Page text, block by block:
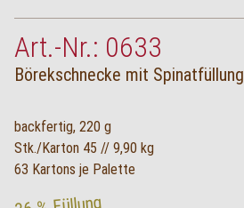
Art.-Nr.: 0633
Börekschnecke mit Spinatfüllung
backfertig, 220 g
Stk./Karton 45 // 9,90 kg
63 Kartons je Palette